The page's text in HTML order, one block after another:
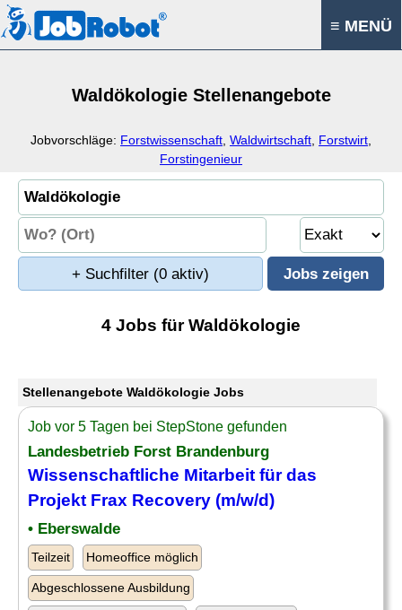
≡ MENÜ
Waldökologie Stellenangebote
Jobvorschläge: Forstwissenschaft Waldwirtschaft Forstwirt
Forstingenieur
+ Suchfilter (0 aktiv)
4 Jobs für Waldökologie
Stellenangebote Waldökologie Jobs
Job vor 5 Tagen bei StepStone gefunden
Landesbetrieb Forst Brandenburg
Wissenschaftliche Mitarbeit für das
Projekt Frax Recovery (m/w/d)
• Eberswalde
Teilzeit Homeoffice möglich
Abgeschlossene Ausbildung